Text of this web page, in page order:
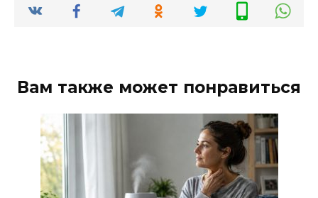
Вам также может понравиться